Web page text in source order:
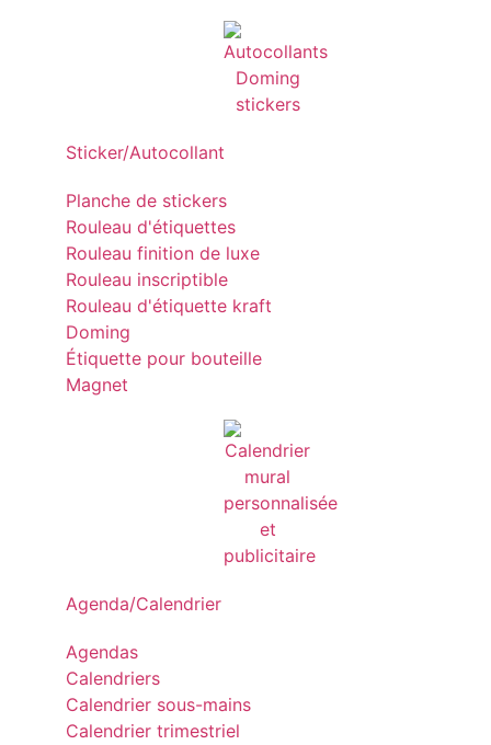
Sticker/Autocollant
Planche de stickers
Rouleau d'étiquettes
Rouleau finition de luxe
Rouleau inscriptible
Rouleau d'étiquette kraft
Doming
Étiquette pour bouteille
Magnet
Agenda/Calendrier
Agendas
Calendriers
Calendrier sous-mains
Calendrier trimestriel